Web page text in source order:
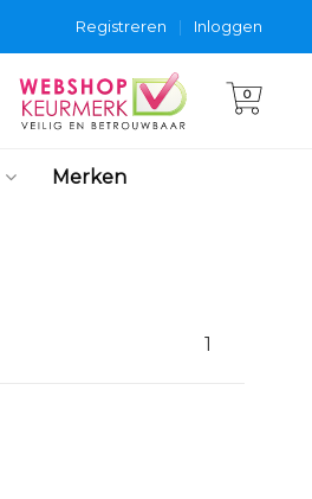
Inloggen
|
Registreren
0
Merken
1